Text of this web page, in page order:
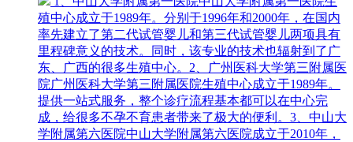
殖中心成立于1989年。分别于1996年和2000年，在国内
率先建立了第二代试管婴儿和第三代试管婴儿两项具有
里程碑意义的技术。同时，该专业的技术也辐射到了广
东、广西的很多生殖中心。2、广州医科大学第三附属医
院广州医科大学第三附属医院生殖中心成立于1989年。
提供一站式服务，整个诊疗流程基本都可以在中心完
成，给很多不孕不育患者带来了极大的便利。3、中山大
学附属第六医院中山大学附属第六医院成立于2010年，